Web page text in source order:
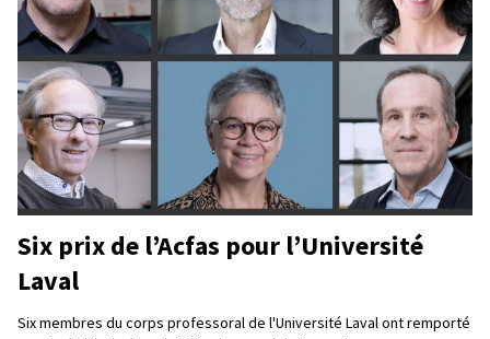
Six prix de l’Acfas pour l’Université
Laval
Six membres du corps professoral de l'Université Laval ont remporté